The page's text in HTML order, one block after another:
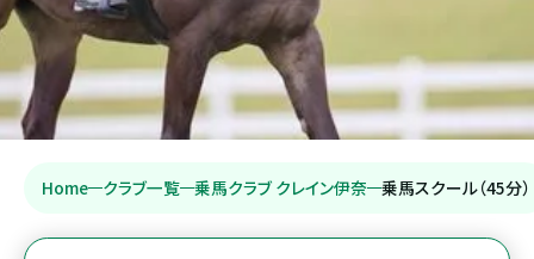
Home クラブ一覧 乗馬クラブ クレイン伊奈 乗馬スクール（45分）